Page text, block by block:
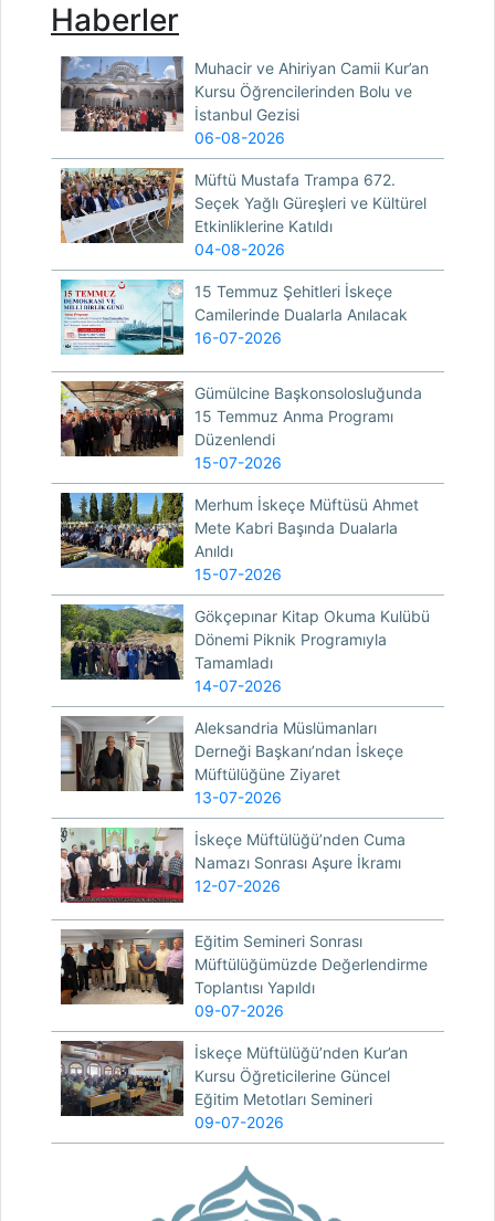
Haberler
Muhacir ve Ahiriyan Camii Kur’an
Kursu Öğrencilerinden Bolu ve
İstanbul Gezisi
06-08-2026
Müftü Mustafa Trampa 672.
Seçek Yağlı Güreşleri ve Kültürel
Etkinliklerine Katıldı
04-08-2026
15 Temmuz Şehitleri İskeçe
Camilerinde Dualarla Anılacak
16-07-2026
Gümülcine Başkonsolosluğunda
15 Temmuz Anma Programı
Düzenlendi
15-07-2026
Merhum İskeçe Müftüsü Ahmet
Mete Kabri Başında Dualarla
Anıldı
15-07-2026
Gökçepınar Kitap Okuma Kulübü
Dönemi Piknik Programıyla
Tamamladı
14-07-2026
Aleksandria Müslümanları
Derneği Başkanı’ndan İskeçe
Müftülüğüne Ziyaret
13-07-2026
İskeçe Müftülüğü’nden Cuma
Namazı Sonrası Aşure İkramı
12-07-2026
Eğitim Semineri Sonrası
Müftülüğümüzde Değerlendirme
Toplantısı Yapıldı
09-07-2026
İskeçe Müftülüğü’nden Kur’an
Kursu Öğreticilerine Güncel
Eğitim Metotları Semineri
09-07-2026